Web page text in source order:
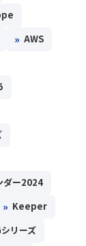
» AWS
ダー2024
» Keeper
リーズ